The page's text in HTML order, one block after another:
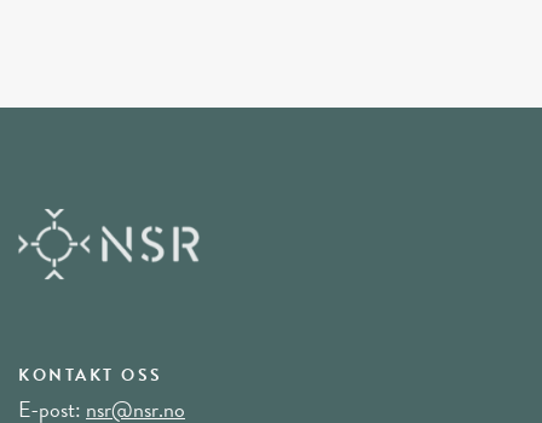
KONTAKT OSS
E-post:nsr@nsr.no